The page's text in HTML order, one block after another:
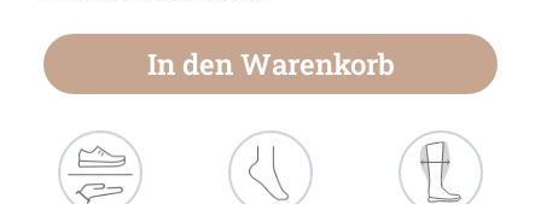
In den Warenkorb